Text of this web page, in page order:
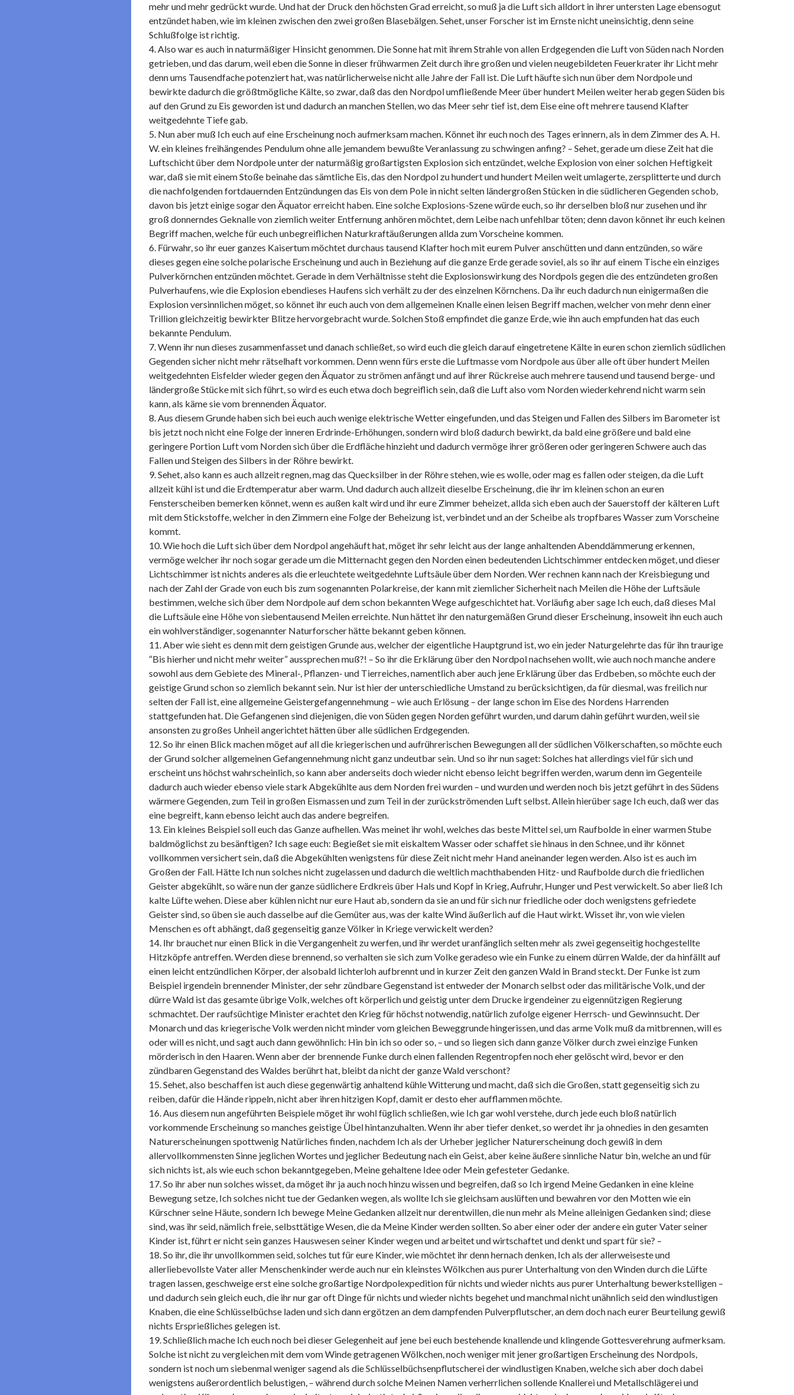
mehr und mehr gedrückt wurde. Und hat der Druck den höchsten Grad erreicht, so muß ja die Luft sich alldort in ihrer untersten Lage ebensogut
entzündet haben, wie im kleinen zwischen den zwei großen Blasebälgen. Sehet, unser Forscher ist im Ernste nicht uneinsichtig, denn seine
Schlußfolge ist richtig.
4. Also war es auch in naturmäßiger Hinsicht genommen. Die Sonne hat mit ihrem Strahle von allen Erdgegenden die Luft von Süden nach Norden
getrieben, und das darum, weil eben die Sonne in dieser frühwarmen Zeit durch ihre großen und vielen neugebildeten Feuerkrater ihr Licht mehr
denn ums Tausendfache potenziert hat, was natürlicherweise nicht alle Jahre der Fall ist. Die Luft häufte sich nun über dem Nordpole und
bewirkte dadurch die größtmögliche Kälte, so zwar, daß das den Nordpol umfließende Meer über hundert Meilen weiter herab gegen Süden bis
auf den Grund zu Eis geworden ist und dadurch an manchen Stellen, wo das Meer sehr tief ist, dem Eise eine oft mehrere tausend Klafter
weitgedehnte Tiefe gab.
5. Nun aber muß Ich euch auf eine Erscheinung noch aufmerksam machen. Könnet ihr euch noch des Tages erinnern, als in dem Zimmer des A. H.
W. ein kleines freihängendes Pendulum ohne alle jemandem bewußte Veranlassung zu schwingen anfing? – Sehet, gerade um diese Zeit hat die
Luftschicht über dem Nordpole unter der naturmäßig großartigsten Explosion sich entzündet, welche Explosion von einer solchen Heftigkeit
war, daß sie mit einem Stoße beinahe das sämtliche Eis, das den Nordpol zu hundert und hundert Meilen weit umlagerte, zersplitterte und durch
die nachfolgenden fortdauernden Entzündungen das Eis von dem Pole in nicht selten ländergroßen Stücken in die südlicheren Gegenden schob,
davon bis jetzt einige sogar den Äquator erreicht haben. Eine solche Explosions-Szene würde euch, so ihr derselben bloß nur zusehen und ihr
groß donnerndes Geknalle von ziemlich weiter Entfernung anhören möchtet, dem Leibe nach unfehlbar töten; denn davon könnet ihr euch keinen
Begriff machen, welche für euch unbegreiflichen Naturkraftäußerungen allda zum Vorscheine kommen.
6. Fürwahr, so ihr euer ganzes Kaisertum möchtet durchaus tausend Klafter hoch mit eurem Pulver anschütten und dann entzünden, so wäre
dieses gegen eine solche polarische Erscheinung und auch in Beziehung auf die ganze Erde gerade soviel, als so ihr auf einem Tische ein einziges
Pulverkörnchen entzünden möchtet. Gerade in dem Verhältnisse steht die Explosionswirkung des Nordpols gegen die des entzündeten großen
Pulverhaufens, wie die Explosion ebendieses Haufens sich verhält zu der des einzelnen Körnchens. Da ihr euch dadurch nun einigermaßen die
Explosion versinnlichen möget, so könnet ihr euch auch von dem allgemeinen Knalle einen leisen Begriff machen, welcher von mehr denn einer
Trillion gleichzeitig bewirkter Blitze hervorgebracht wurde. Solchen Stoß empfindet die ganze Erde, wie ihn auch empfunden hat das euch
bekannte Pendulum.
7. Wenn ihr nun dieses zusammenfasset und danach schließet, so wird euch die gleich darauf eingetretene Kälte in euren schon ziemlich südlichen
Gegenden sicher nicht mehr rätselhaft vorkommen. Denn wenn fürs erste die Luftmasse vom Nordpole aus über alle oft über hundert Meilen
weitgedehnten Eisfelder wieder gegen den Äquator zu strömen anfängt und auf ihrer Rückreise auch mehrere tausend und tausend berge- und
ländergroße Stücke mit sich führt, so wird es euch etwa doch begreiflich sein, daß die Luft also vom Norden wiederkehrend nicht warm sein
kann, als käme sie vom brennenden Äquator.
8. Aus diesem Grunde haben sich bei euch auch wenige elektrische Wetter eingefunden, und das Steigen und Fallen des Silbers im Barometer ist
bis jetzt noch nicht eine Folge der inneren Erdrinde-Erhöhungen, sondern wird bloß dadurch bewirkt, da bald eine größere und bald eine
geringere Portion Luft vom Norden sich über die Erdfläche hinzieht und dadurch vermöge ihrer größeren oder geringeren Schwere auch das
Fallen und Steigen des Silbers in der Röhre bewirkt.
9. Sehet, also kann es auch allzeit regnen, mag das Quecksilber in der Röhre stehen, wie es wolle, oder mag es fallen oder steigen, da die Luft
allzeit kühl ist und die Erdtemperatur aber warm. Und dadurch auch allzeit dieselbe Erscheinung, die ihr im kleinen schon an euren
Fensterscheiben bemerken könnet, wenn es außen kalt wird und ihr eure Zimmer beheizet, allda sich eben auch der Sauerstoff der kälteren Luft
mit dem Stickstoffe, welcher in den Zimmern eine Folge der Beheizung ist, verbindet und an der Scheibe als tropfbares Wasser zum Vorscheine
kommt.
10. Wie hoch die Luft sich über dem Nordpol angehäuft hat, möget ihr sehr leicht aus der lange anhaltenden Abenddämmerung erkennen,
vermöge welcher ihr noch sogar gerade um die Mitternacht gegen den Norden einen bedeutenden Lichtschimmer entdecken möget, und dieser
Lichtschimmer ist nichts anderes als die erleuchtete weitgedehnte Luftsäule über dem Norden. Wer rechnen kann nach der Kreisbiegung und
nach der Zahl der Grade von euch bis zum sogenannten Polarkreise, der kann mit ziemlicher Sicherheit nach Meilen die Höhe der Luftsäule
bestimmen, welche sich über dem Nordpole auf dem schon bekannten Wege aufgeschichtet hat. Vorläufig aber sage Ich euch, daß dieses Mal
die Luftsäule eine Höhe von siebentausend Meilen erreichte. Nun hättet ihr den naturgemäßen Grund dieser Erscheinung, insoweit ihn euch auch
ein wohlverständiger, sogenannter Naturforscher hätte bekannt geben können.
11. Aber wie sieht es denn mit dem geistigen Grunde aus, welcher der eigentliche Hauptgrund ist, wo ein jeder Naturgelehrte das für ihn traurige
“Bis hierher und nicht mehr weiter” aussprechen muß?! – So ihr die Erklärung über den Nordpol nachsehen wollt, wie auch noch manche andere
sowohl aus dem Gebiete des Mineral-, Pflanzen- und Tierreiches, namentlich aber auch jene Erklärung über das Erdbeben, so möchte euch der
geistige Grund schon so ziemlich bekannt sein. Nur ist hier der unterschiedliche Umstand zu berücksichtigen, da für diesmal, was freilich nur
selten der Fall ist, eine allgemeine Geistergefangennehmung – wie auch Erlösung – der lange schon im Eise des Nordens Harrenden
stattgefunden hat. Die Gefangenen sind diejenigen, die von Süden gegen Norden geführt wurden, und darum dahin geführt wurden, weil sie
ansonsten zu großes Unheil angerichtet hätten über alle südlichen Erdgegenden.
12. So ihr einen Blick machen möget auf all die kriegerischen und aufrührerischen Bewegungen all der südlichen Völkerschaften, so möchte euch
der Grund solcher allgemeinen Gefangennehmung nicht ganz undeutbar sein. Und so ihr nun saget: Solches hat allerdings viel für sich und
erscheint uns höchst wahrscheinlich, so kann aber anderseits doch wieder nicht ebenso leicht begriffen werden, warum denn im Gegenteile
dadurch auch wieder ebenso viele stark Abgekühlte aus dem Norden frei wurden – und wurden und werden noch bis jetzt geführt in des Südens
wärmere Gegenden, zum Teil in großen Eismassen und zum Teil in der zurückströmenden Luft selbst. Allein hierüber sage Ich euch, daß wer das
eine begreift, kann ebenso leicht auch das andere begreifen.
13. Ein kleines Beispiel soll euch das Ganze aufhellen. Was meinet ihr wohl, welches das beste Mittel sei, um Raufbolde in einer warmen Stube
baldmöglichst zu besänftigen? Ich sage euch: Begießet sie mit eiskaltem Wasser oder schaffet sie hinaus in den Schnee, und ihr könnet
vollkommen versichert sein, daß die Abgekühlten wenigstens für diese Zeit nicht mehr Hand aneinander legen werden. Also ist es auch im
Großen der Fall. Hätte Ich nun solches nicht zugelassen und dadurch die weltlich machthabenden Hitz- und Raufbolde durch die friedlichen
Geister abgekühlt, so wäre nun der ganze südlichere Erdkreis über Hals und Kopf in Krieg, Aufruhr, Hunger und Pest verwickelt. So aber ließ Ich
kalte Lüfte wehen. Diese aber kühlen nicht nur eure Haut ab, sondern da sie an und für sich nur friedliche oder doch wenigstens gefriedete
Geister sind, so üben sie auch dasselbe auf die Gemüter aus, was der kalte Wind äußerlich auf die Haut wirkt. Wisset ihr, von wie vielen
Menschen es oft abhängt, daß gegenseitig ganze Völker in Kriege verwickelt werden?
14. Ihr brauchet nur einen Blick in die Vergangenheit zu werfen, und ihr werdet uranfänglich selten mehr als zwei gegenseitig hochgestellte
Hitzköpfe antreffen. Werden diese brennend, so verhalten sie sich zum Volke geradeso wie ein Funke zu einem dürren Walde, der da hinfällt auf
einen leicht entzündlichen Körper, der alsobald lichterloh aufbrennt und in kurzer Zeit den ganzen Wald in Brand steckt. Der Funke ist zum
Beispiel irgendein brennender Minister, der sehr zündbare Gegenstand ist entweder der Monarch selbst oder das militärische Volk, und der
dürre Wald ist das gesamte übrige Volk, welches oft körperlich und geistig unter dem Drucke irgendeiner zu eigennützigen Regierung
schmachtet. Der raufsüchtige Minister erachtet den Krieg für höchst notwendig, natürlich zufolge eigener Herrsch- und Gewinnsucht. Der
Monarch und das kriegerische Volk werden nicht minder vom gleichen Beweggrunde hingerissen, und das arme Volk muß da mitbrennen, will es
oder will es nicht, und sagt auch dann gewöhnlich: Hin bin ich so oder so, – und so liegen sich dann ganze Völker durch zwei einzige Funken
mörderisch in den Haaren. Wenn aber der brennende Funke durch einen fallenden Regentropfen noch eher gelöscht wird, bevor er den
zündbaren Gegenstand des Waldes berührt hat, bleibt da nicht der ganze Wald verschont?
15. Sehet, also beschaffen ist auch diese gegenwärtig anhaltend kühle Witterung und macht, daß sich die Großen, statt gegenseitig sich zu
reiben, dafür die Hände rippeln, nicht aber ihren hitzigen Kopf, damit er desto eher aufflammen möchte.
16. Aus diesem nun angeführten Beispiele möget ihr wohl füglich schließen, wie Ich gar wohl verstehe, durch jede euch bloß natürlich
vorkommende Erscheinung so manches geistige Übel hintanzuhalten. Wenn ihr aber tiefer denket, so werdet ihr ja ohnedies in den gesamten
Naturerscheinungen spottwenig Natürliches finden, nachdem Ich als der Urheber jeglicher Naturerscheinung doch gewiß in dem
allervollkommensten Sinne jeglichen Wortes und jeglicher Bedeutung nach ein Geist, aber keine äußere sinnliche Natur bin, welche an und für
sich nichts ist, als wie euch schon bekanntgegeben, Meine gehaltene Idee oder Mein gefesteter Gedanke.
17. So ihr aber nun solches wisset, da möget ihr ja auch noch hinzu wissen und begreifen, daß so Ich irgend Meine Gedanken in eine kleine
Bewegung setze, Ich solches nicht tue der Gedanken wegen, als wollte Ich sie gleichsam auslüften und bewahren vor den Motten wie ein
Kürschner seine Häute, sondern Ich bewege Meine Gedanken allzeit nur derentwillen, die nun mehr als Meine alleinigen Gedanken sind; diese
sind, was ihr seid, nämlich freie, selbsttätige Wesen, die da Meine Kinder werden sollten. So aber einer oder der andere ein guter Vater seiner
Kinder ist, führt er nicht sein ganzes Hauswesen seiner Kinder wegen und arbeitet und wirtschaftet und denkt und spart für sie? –
18. So ihr, die ihr unvollkommen seid, solches tut für eure Kinder, wie möchtet ihr denn hernach denken, Ich als der allerweiseste und
allerliebevollste Vater aller Menschenkinder werde auch nur ein kleinstes Wölkchen aus purer Unterhaltung von den Winden durch die Lüfte
tragen lassen, geschweige erst eine solche großartige Nordpolexpedition für nichts und wieder nichts aus purer Unterhaltung bewerkstelligen –
und dadurch sein gleich euch, die ihr nur gar oft Dinge für nichts und wieder nichts begehet und manchmal nicht unähnlich seid den windlustigen
Knaben, die eine Schlüsselbüchse laden und sich dann ergötzen an dem dampfenden Pulverpflutscher, an dem doch nach eurer Beurteilung gewiß
nichts Ersprießliches gelegen ist.
19. Schließlich mache Ich euch noch bei dieser Gelegenheit auf jene bei euch bestehende knallende und klingende Gottesverehrung aufmerksam.
Solche ist nicht zu vergleichen mit dem vom Winde getragenen Wölkchen, noch weniger mit jener großartigen Erscheinung des Nordpols,
sondern ist noch um siebenmal weniger sagend als die Schlüsselbüchsenpflutscherei der windlustigen Knaben, welche sich aber doch dabei
wenigstens außerordentlich belustigen, – während durch solche Meinen Namen verherrlichen sollende Knallerei und Metallschlägerei und